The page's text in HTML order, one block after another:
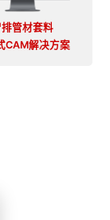
管材套料
CAM解决方案